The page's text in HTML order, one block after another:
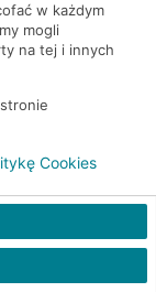
w każdym
mogli
na tej i innych
Cookies